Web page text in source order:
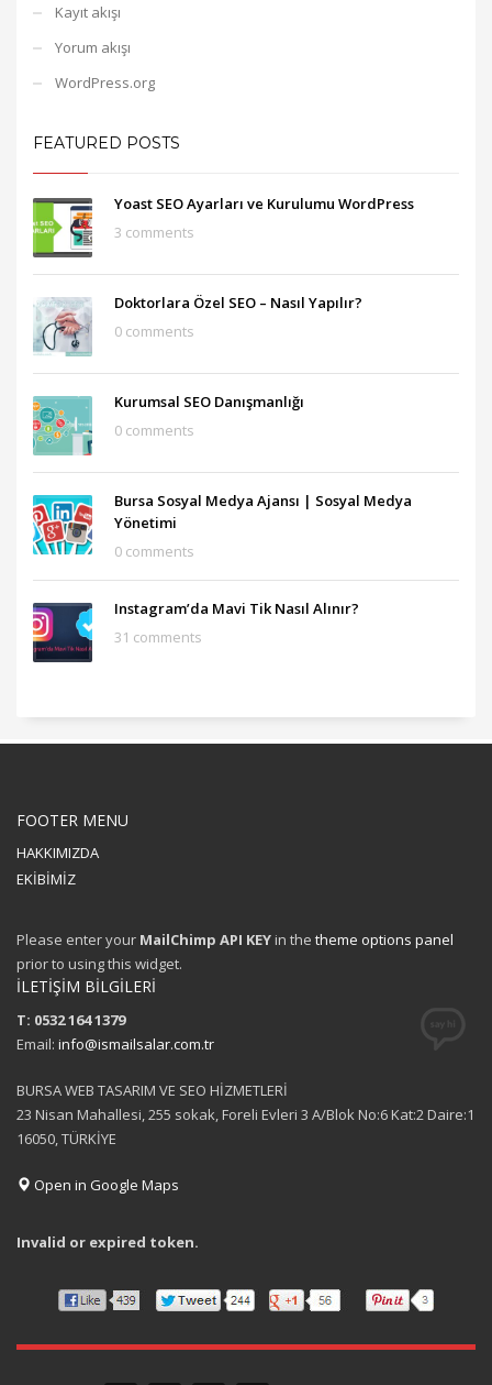
Kayıt akışı
Yorum akışı
WordPress.org
FEATURED POSTS
Yoast SEO Ayarları ve Kurulumu WordPress
3 comments
Doktorlara Özel SEO – Nasıl Yapılır?
0 comments
Kurumsal SEO Danışmanlığı
0 comments
Bursa Sosyal Medya Ajansı‎ | Sosyal Medya
Yönetimi
0 comments
Instagram’da Mavi Tik Nasıl Alınır?
31 comments
FOOTER MENU
HAKKIMIZDA
EKİBİMİZ
Please enter your MailChimp API KEY in the theme options panel
prior to using this widget.
İLETİŞİM BİLGİLERİ
T: 0532 164 1379
Email: info@ismailsalar.com.tr
BURSA WEB TASARIM VE SEO HİZMETLERİ
23 Nisan Mahallesi, 255 sokak, Foreli Evleri 3 A/Blok No:6 Kat:2 Daire:1
16050, TÜRKİYE
Open in Google Maps
Invalid or expired token.